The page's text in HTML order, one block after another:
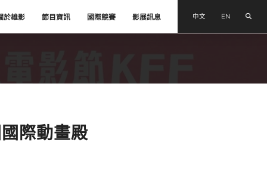
於雄影 節目資訊 國際競賽 影展訊息 中文 EN
際動畫殿